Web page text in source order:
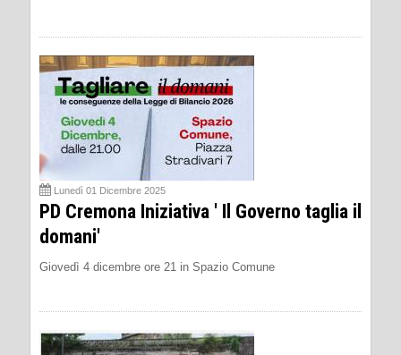
Lunedì 01 Dicembre 2025
PD Cremona Iniziativa ' Il Governo taglia il
domani'
Giovedì 4 dicembre ore 21 in Spazio Comune